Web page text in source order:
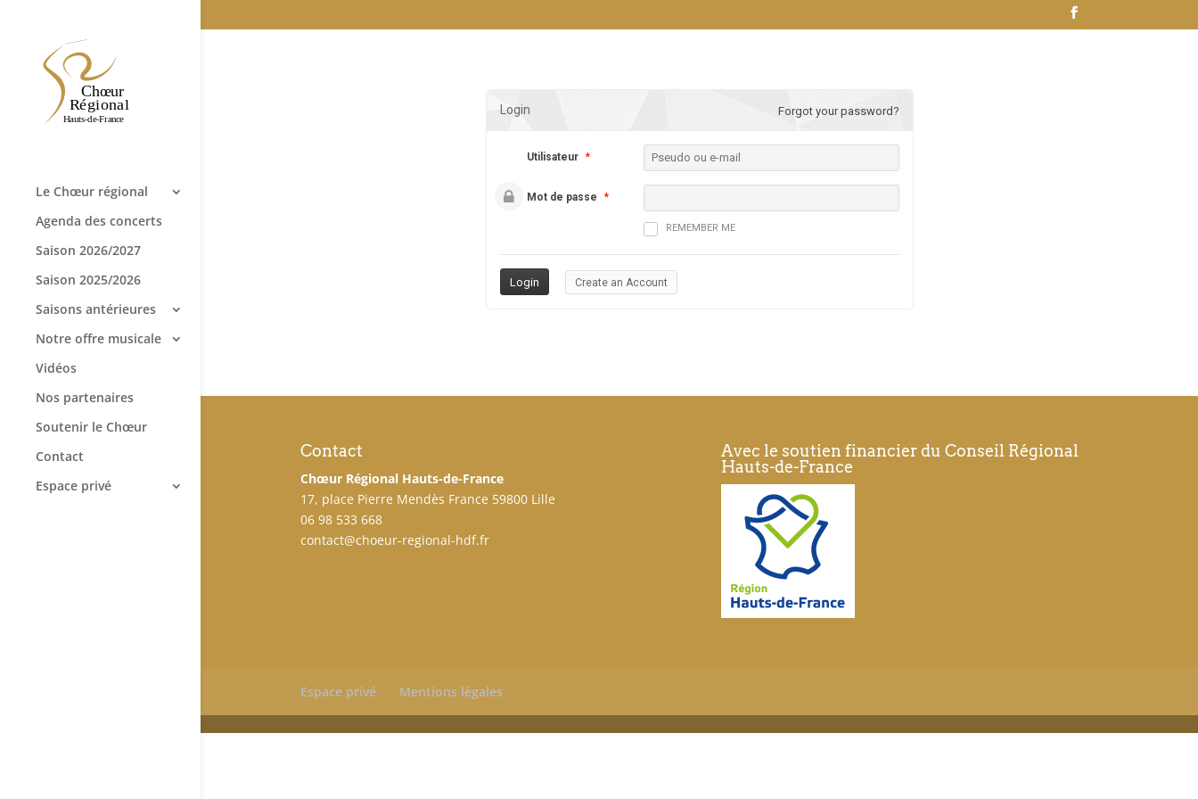
Le Chœur régional
Agenda des concerts
Saison 2026/2027
Saison 2025/2026
Saisons antérieures
Notre offre musicale
Vidéos
Nos partenaires
Soutenir le Chœur
Contact
Espace privé
Login Forgot your password?
Utilisateur *
Mot de passe *
REMEMBER ME
Create an Account
Contact
Chœur Régional Hauts-de-France
17, place Pierre Mendès France 59800 Lille
06 98 533 668
contact@choeur-regional-hdf.fr
Avec le soutien financier du Conseil Régional
Hauts-de-France
Espace privé Mentions légales